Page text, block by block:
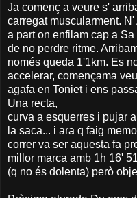
Ja començ a veure s'
carregat muscularment.
a part on enfilam cap a
de no perdre ritme.
només queda 1'1km. Es
accelerar, començama
agafa en Toniet i ens
Una recta,
curva a esquerres i pujar
la saca... i ara q faig
correr va ser aquesta fa
millor marca amb 1h 16'
(q no és dolenta) però